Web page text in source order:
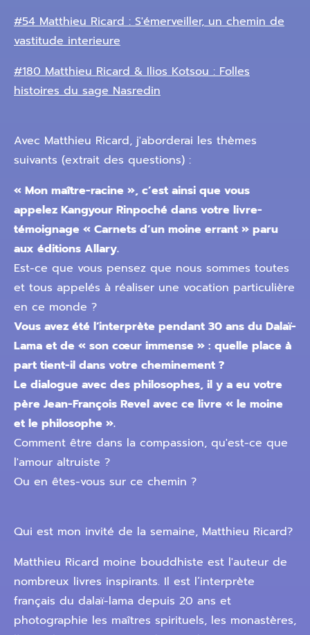
#54 Matthieu Ricard : S'émerveiller, un chemin de
vastitude interieure
#180 Matthieu Ricard & Ilios Kotsou : Folles
histoires du sage Nasredin
Avec Matthieu Ricard, j'aborderai les thèmes
suivants (extrait des questions) :
« Mon maître-racine », c’est ainsi que vous
appelez Kangyour Rinpoché dans votre livre-
témoignage « Carnets d’un moine errant » paru
aux éditions Allary.
Est-ce que vous pensez que nous sommes toutes
et tous appelés à réaliser une vocation particulière
en ce monde ?
Vous avez été l‘interprète pendant 30 ans du Dalaï-
Lama et de « son cœur immense » : quelle place à
part tient-il dans votre cheminement ?
Le dialogue avec des philosophes, il y a eu votre
père Jean-François Revel avec ce livre « le moine
et le philosophe ».
Comment être dans la compassion, qu'est-ce que
l'amour altruiste ?
Ou en êtes-vous sur ce chemin ?
Qui est mon invité de la semaine, Matthieu Ricard?
Matthieu Ricard moine bouddhiste est l'auteur de
nombreux livres inspirants. Il est l’interprète
français du dalaï-lama depuis 20 ans et
photographie les maîtres spirituels, les monastères,